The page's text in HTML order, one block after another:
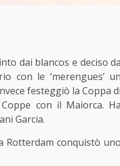
dai blancos e deciso da
con le ‘merengues’ un
festeggiò la Coppa di
con il Maiorca. Ha
Garcia.
Rotterdam conquistò uno